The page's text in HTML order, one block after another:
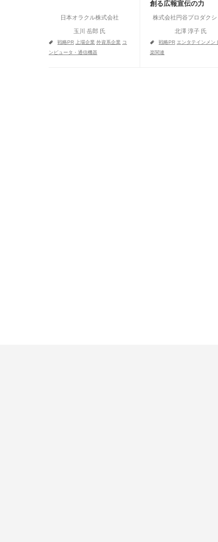
日本オラクル株式会社
玉川 岳郎 氏
a 戦略PR 上場企業 外資系企業 コ
ンピュータ・通信機器
創る広報宣伝の力
株式会社円谷プロダク
北澤 淳子 氏
a 戦略PR エンタテインメン
楽関連